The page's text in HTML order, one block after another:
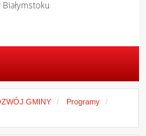
GMINY
Programy